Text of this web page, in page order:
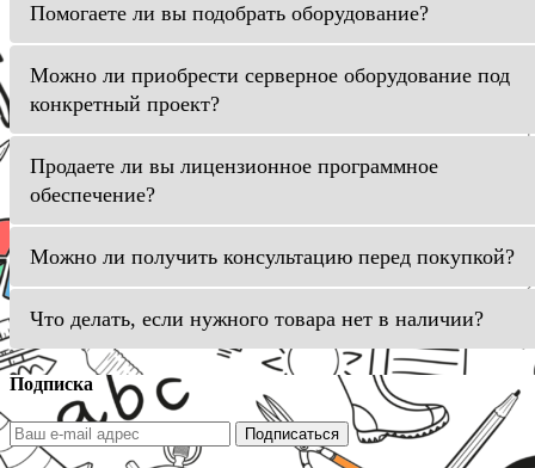
Помогаете ли вы подобрать оборудование?
Можно ли приобрести серверное оборудование под
конкретный проект?
Продаете ли вы лицензионное программное
обеспечение?
Можно ли получить консультацию перед покупкой?
Что делать, если нужного товара нет в наличии?
Подписка
Подписаться